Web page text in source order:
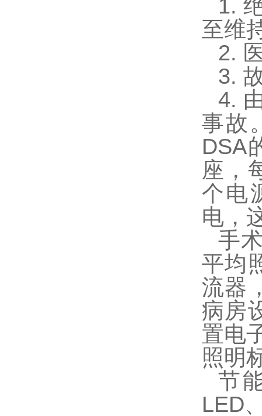
1.
至维
2.
3.
4.
事故
DSA
座，
个电
电，
手
平均
流器
病房
置电
照明
节
LED